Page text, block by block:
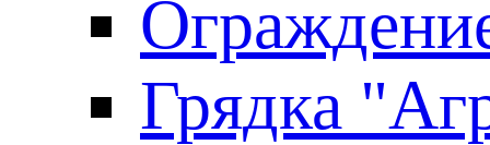
Грядка